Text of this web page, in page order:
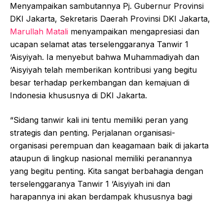
Menyampaikan sambutannya Pj. Gubernur Provinsi
DKI Jakarta, Sekretaris Daerah Provinsi DKI Jakarta,
Marullah Matali menyampaikan mengapresiasi dan
ucapan selamat atas terselenggaranya Tanwir 1
‘Aisyiyah. Ia menyebut bahwa Muhammadiyah dan
‘Aisyiyah telah memberikan kontribusi yang begitu
besar terhadap perkembangan dan kemajuan di
Indonesia khususnya di DKI Jakarta.
“Sidang tanwir kali ini tentu memiliki peran yang
strategis dan penting. Perjalanan organisasi-
organisasi perempuan dan keagamaan baik di jakarta
ataupun di lingkup nasional memiliki peranannya
yang begitu penting. Kita sangat berbahagia dengan
terselenggaranya Tanwir 1 ‘Aisyiyah ini dan
harapannya ini akan berdampak khususnya bagi